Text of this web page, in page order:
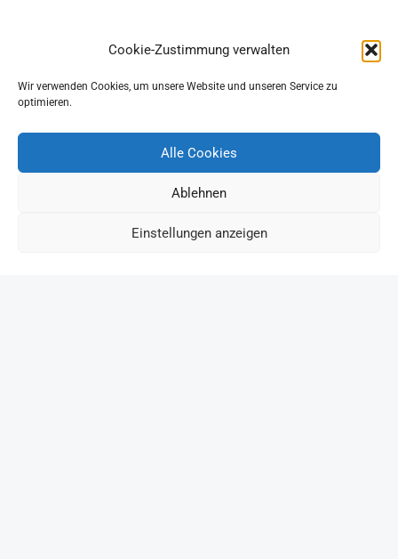
Cookie-Zustimmung verwalten
Wir verwenden Cookies, um unsere Website und unseren Service zu
optimieren.
Alle Cookies
Ablehnen
Einstellungen anzeigen